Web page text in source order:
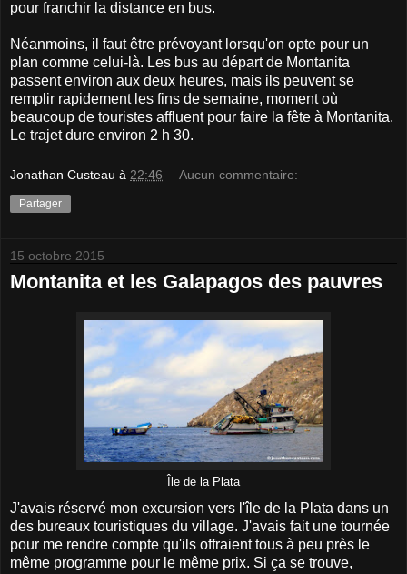
pour franchir la distance en bus.
Néanmoins, il faut être prévoyant lorsqu'on opte pour un
plan comme celui-là. Les bus au départ de Montanita
passent environ aux deux heures, mais ils peuvent se
remplir rapidement les fins de semaine, moment où
beaucoup de touristes affluent pour faire la fête à Montanita.
Le trajet dure environ 2 h 30.
Jonathan Custeau à 22:46 Aucun commentaire:
Partager
15 octobre 2015
Montanita et les Galapagos des pauvres
Île de la Plata
J'avais réservé mon excursion vers l'île de la Plata dans un
des bureaux touristiques du village. J'avais fait une tournée
pour me rendre compte qu'ils offraient tous à peu près le
même programme pour le même prix. Si ça se trouve,